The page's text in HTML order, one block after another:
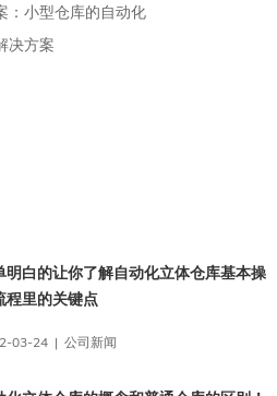
：小型仓库的自动化
决方案
明白的让你了解自动化立体仓库基本操
程里的关键点
03-24 | 公司新闻